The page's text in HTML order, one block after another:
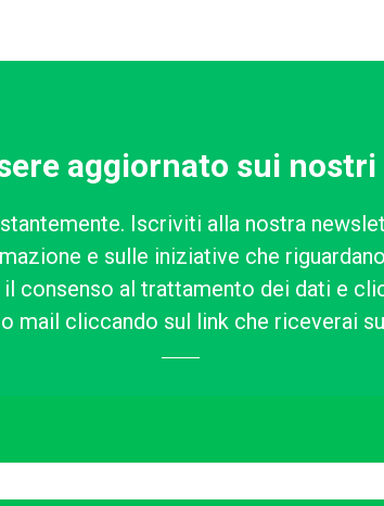
aggiornato sui
Iscriviti alla nostra
e sulle iniziative che
consenso al trattamento dei dati e
mail cliccando sul link che riceverai